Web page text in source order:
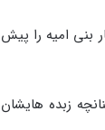
بنی امیه را پیش
زبده هایشان